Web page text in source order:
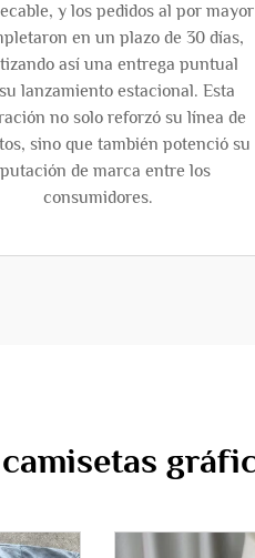
y los pedidos al por mayor
en un plazo de 30 días,
así una entrega puntual
lanzamiento estacional. Esta
no solo reforzó su línea de
sino que también potenció su
de marca entre los
consumidores.